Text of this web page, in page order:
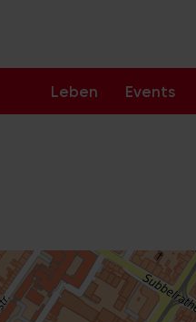
Leben Events